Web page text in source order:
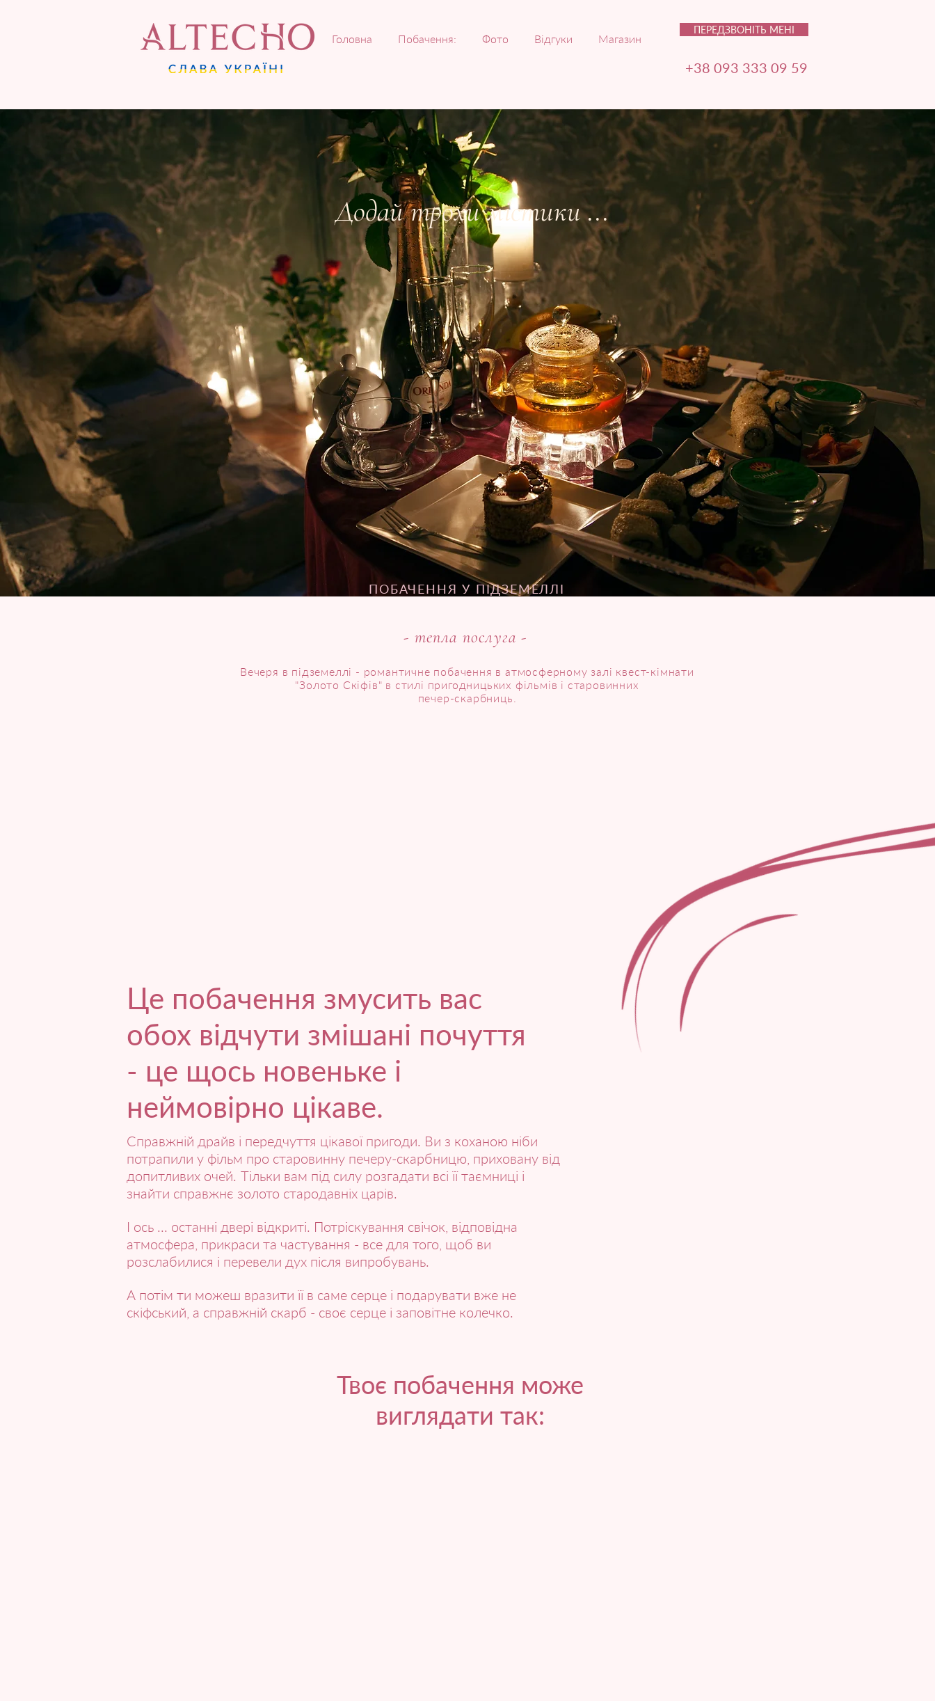
Головна Побачення: Фото Відгуки Магазин
ПЕРЕДЗВОНІТЬ МЕНІ
+38 093 333 09 59
Додай трохи містики ...
ПОБАЧЕННЯ У ПІДЗЕМЕЛЛІ
- тепла послуга -
Вечеря в підземеллі - романтичне побачення в атмосферному залі квест-кімнати
"Золото Скіфів" в стилі пригодницьких фільмів і старовинних
печер-скарбниць.
Це побачення змусить вас
обох відчути змішані почуття
- це щось новеньке і
неймовірно цікаве.
Справжній драйв і передчуття цікавої пригоди. Ви з коханою ніби
потрапили у фільм про старовинну печеру-скарбницю, приховану від
допитливих очей. Тільки вам під силу розгадати всі її таємниці і
знайти справжнє золото стародавніх царів.
І ось ... останні двері відкриті. Потріскування свічок, відповідна
атмосфера, прикраси та частування - все для того, щоб ви
розслабилися і перевели дух після випробувань.
А потім ти можеш вразити її в саме серце і подарувати вже не
скіфський, а справжній скарб - своє серце і заповітне колечко.
Твоє побачення може
виглядати так: